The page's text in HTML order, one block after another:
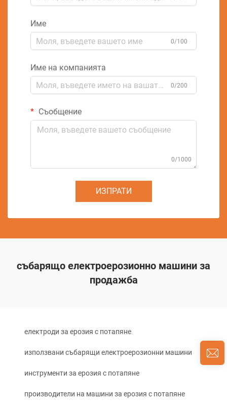
Име
0/100
Име на компанията
0/200
Съобщение
0/1000
ИЗПРАТИ
събарящо електроерозионно машини за
продажба
електроди за ерозия с потапяне
използвани събарящи електроерозионни машини
инструменти за ерозия с потапяне
производители на машини за ерозия с потапяне